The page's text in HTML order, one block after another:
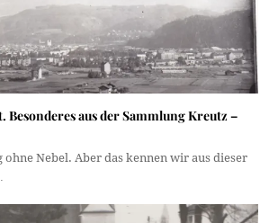
Besonderes aus der Sammlung Kreutz –
ohne Nebel. Aber das kennen wir aus dieser